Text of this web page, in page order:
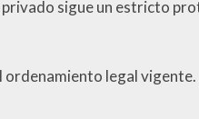
sigue un estricto
ordenamiento legal vigente.